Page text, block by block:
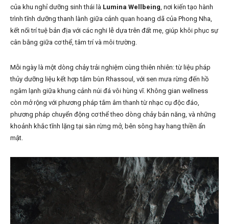
của khu nghỉ dưỡng sinh thái là Lumina Wellbeing, nơi kiến tạo hành
trình tĩnh dưỡng thanh lành giữa cảnh quan hoang dã của Phong Nha,
kết nối trí tuệ bản địa với các nghi lễ dựa trên đất mẹ, giúp khôi phục sự
cân bằng giữa cơ thể, tâm trí và môi trường.
Mỗi ngày là một dòng chảy trải nghiệm cùng thiên nhiên: từ liệu pháp
thủy dưỡng liệu kết hợp tắm bùn Rhassoul, với sen mưa rừng đến hồ
ngâm lạnh giữa khung cảnh núi đá vôi hùng vĩ. Không gian wellness
còn mở rộng với phương pháp tắm âm thanh từ nhạc cụ độc đáo,
phương pháp chuyển động cơ thể theo dòng chảy bản năng, và những
khoảnh khắc tĩnh lặng tại sàn rừng mở, bên sông hay hang thiền ẩn
mật.